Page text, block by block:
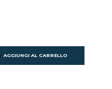
AGGIUNGI AL CARRELLO